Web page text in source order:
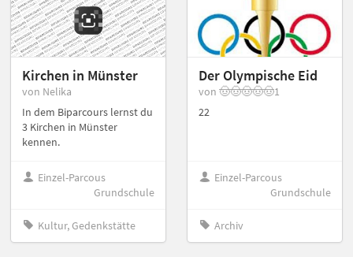
Kirchen in Münster
von Nelika
In dem Biparcours lernst du
3 Kirchen in Münster
kennen.
Einzel-Parcous
Grundschule
Kultur, Gedenkstätte
Der Olympische Eid
von 🤠🤠🤠🤠🤠1
22
Einzel-Parcous
Grundschule
Archiv